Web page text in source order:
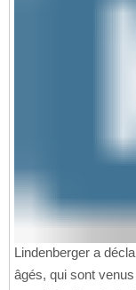
Lindenberger a
âgés, qui sont